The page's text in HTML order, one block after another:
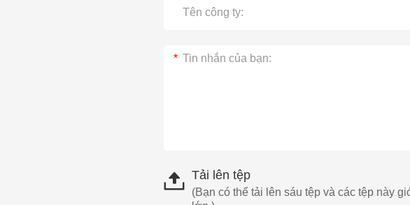
Tải lên tệp
(Bạn có thể tải lên sáu tệp và các tệp này